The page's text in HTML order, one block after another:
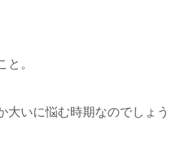
。
大いに悩む時期なのでしょう